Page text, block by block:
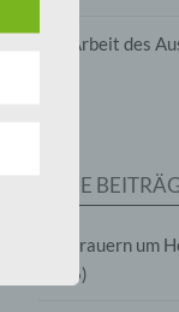
Zur Arbeit des
NEUE
Wir trauern um
2026)